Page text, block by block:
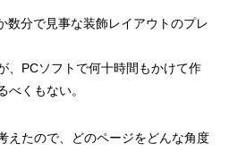
数分で見事な装飾レイアウトのプレ
、PCソフト で何十時間もかけて作
べくもない。
えたので、
どのページをどんな角度